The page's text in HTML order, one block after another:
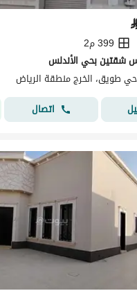
399 م2
شقتين بحي الأندلس
طويق، الخرج منطقة الرياض
اتصال